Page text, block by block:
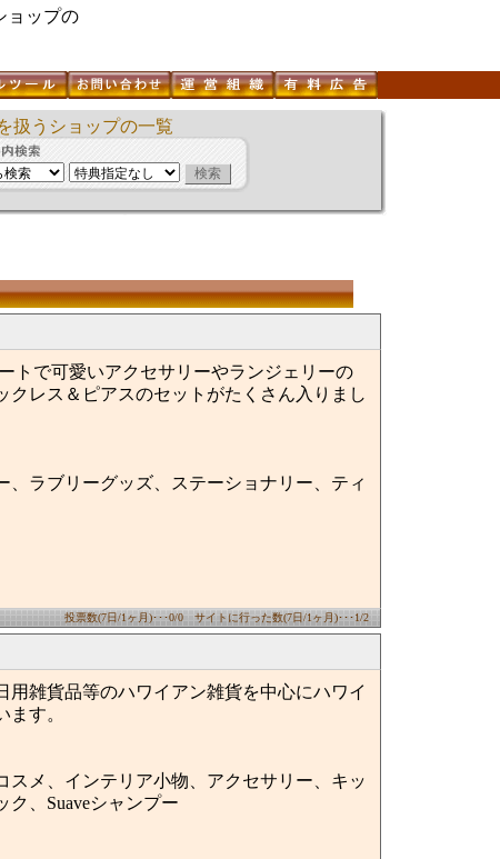
ョップの
扱うショップの一覧
トで可愛いアクセサリーやランジェリーの
レス＆ピアスのセットがたくさん入りまし
ラブリーグッズ、ステーショナリー、ティ
投票数(7日/1ヶ月)･･･0/0 サイトに行った数(7日/1ヶ月)･･･1/2
雑貨品等のハワイアン雑貨を中心にハワイ
す。
メ、インテリア小物、アクセサリー、キッ
、Suaveシャンプー